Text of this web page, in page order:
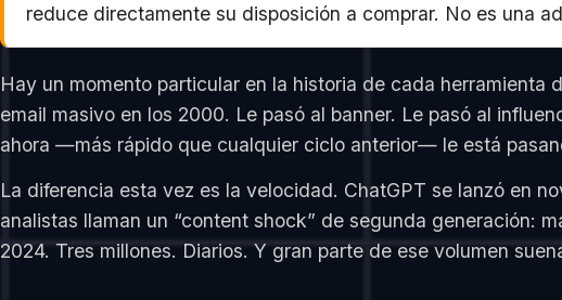
reduce directamente su disposición a comprar. No es una
Hay un momento particular en la historia de cada
email masivo en los 2000. Le pasó al banner. Le pasó al
ahora —más rápido que cualquier ciclo anterior— le está
La diferencia esta vez es la velocidad. ChatGPT se lanzó en
analistas llaman un “content shock” de segunda generación:
2024. Tres millones. Diarios. Y gran parte de ese volumen